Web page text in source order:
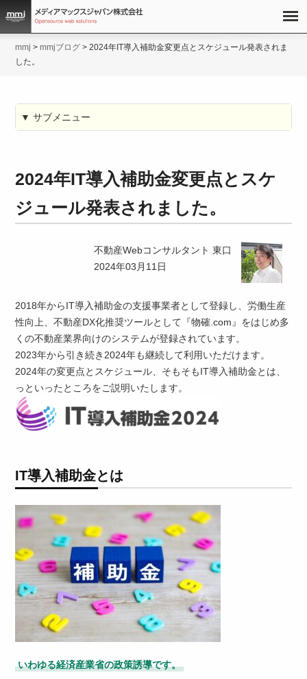
mmj >mmjブログ >2024年IT導入補助金変更点とスケジュール発表されま
した。
▼ サブメニュー
2024年IT導入補助金変更点とスケ
ジュール発表されました。
不動産Webコンサルタント 東口
2024年03月11日
2018年からIT導入補助金の支援事業者として登録し、労働生産
性向上、不動産DX化推奨ツールとして『物確.com』をはじめ多
くの不動産業界向けのシステムが登録されています。
2023年から引き続き2024年も継続して利用いただけます。
2024年の変更点とスケジュール、そもそもIT導入補助金とは、
っといったところをご説明いたします。
IT導入補助金とは
いわゆる経済産業省の政策誘導です。